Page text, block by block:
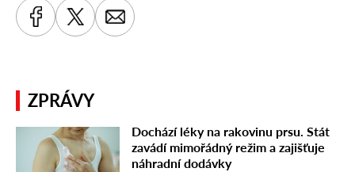
ZPRÁVY
Dochází léky na rakovinu prsu. Stát
zavádí mimořádný režim a zajišťuje
náhradní dodávky